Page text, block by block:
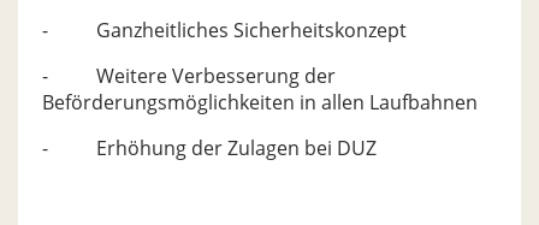
- Ganzheitliches Sicherheitskonzept
- Weitere Verbesserung der
Beförderungsmöglichkeiten in allen Laufbahnen
- Erhöhung der Zulagen bei DUZ